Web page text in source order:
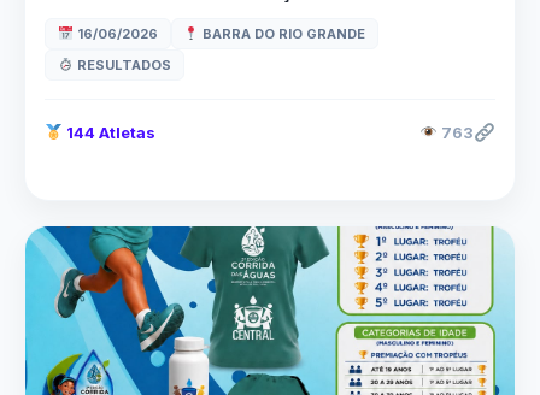
16/06/2026
BARRA DO RIO GRANDE
RESULTADOS
144 Atletas 763